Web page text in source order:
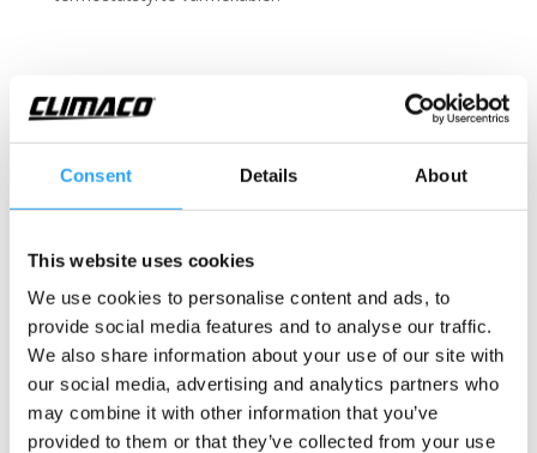
Consent Details About
This website uses cookies
We use cookies to personalise content and ads, to
provide social media features and to analyse our traffic.
We also share information about your use of our site with
our social media, advertising and analytics partners who
may combine it with other information that you’ve
provided to them or that they’ve collected from your use
Varmesett for utedeler
Kobles direkte til utedelen for å lede vekk vann. Passer
til alle varmepumper med utedel med utgang på Ø 20–
21, 25–26 og 32–33 mm. Brettene er tilgjengelig i
slanger og termostatstyrte varmekabler.
Avløpssett for klimaanlegg
og bassengvarmepumpe